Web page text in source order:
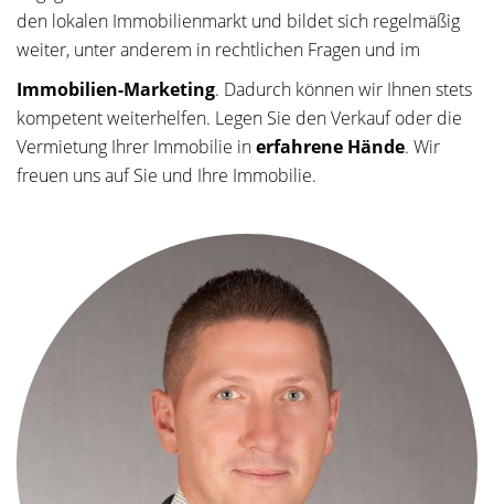
den lokalen Immobilienmarkt und bildet sich regelmäßig
weiter, unter anderem in rechtlichen Fragen und im
Immobilien-Marketing. Dadurch können wir Ihnen stets
kompetent weiterhelfen. Legen Sie den Verkauf oder die
Vermietung Ihrer Immobilie inerfahrene Hände. Wir
freuen uns auf Sie und Ihre Immobilie.